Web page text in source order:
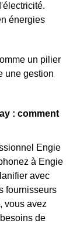
énergies
un pilier
une gestion
: comment
Engie
à Engie
avec
fournisseurs
vous avez
de